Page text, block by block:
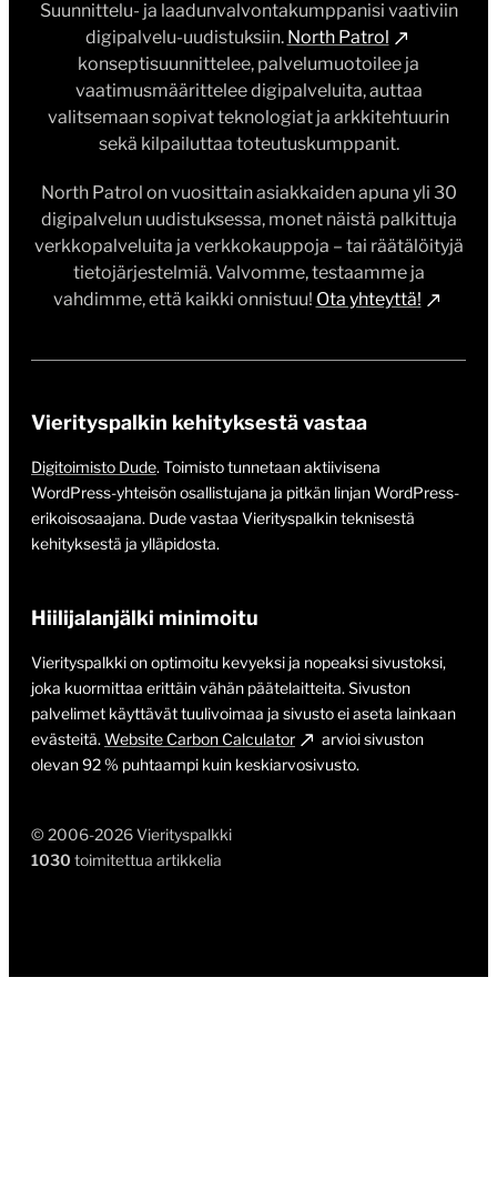
Suunnittelu- ja laadunvalvontakumppanisi vaativiin
digipalvelu-uudistuksiin. North Patrol
konseptisuunnittelee, palvelumuotoilee ja
vaatimusmäärittelee digipalveluita, auttaa
valitsemaan sopivat teknologiat ja arkkitehtuurin
sekä kilpailuttaa toteutuskumppanit.
North Patrol on vuosittain asiakkaiden apuna yli 30
digipalvelun uudistuksessa, monet näistä palkittuja
verkkopalveluita ja verkkokauppoja – tai räätälöityjä
tietojärjestelmiä. Valvomme, testaamme ja
vahdimme, että kaikki onnistuu! Ota yhteyttä!
© 2006-2026 Vierityspalkki
1030 toimitettua artikkelia
Vierityspalkin kehityksestä vastaa
Digitoimisto Dude. Toimisto tunnetaan aktiivisena
WordPress-yhteisön osallistujana ja pitkän linjan WordPress-
erikoisosaajana. Dude vastaa Vierityspalkin teknisestä
kehityksestä ja ylläpidosta.
Hiilijalanjälki minimoitu
Vierityspalkki on optimoitu kevyeksi ja nopeaksi sivustoksi,
joka kuormittaa erittäin vähän päätelaitteita. Sivuston
palvelimet käyttävät tuulivoimaa ja sivusto ei aseta lainkaan
evästeitä. Website Carbon Calculator
arvioi sivuston
olevan 92 % puhtaampi kuin keskiarvosivusto.